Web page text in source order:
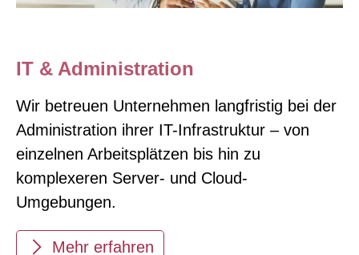
IT & Administration
Wir betreuen Unternehmen langfristig bei der
Administration ihrer IT-Infrastruktur – von
einzelnen Arbeitsplätzen bis hin zu
komplexeren Server- und Cloud-
Umgebungen.
Mehr erfahren